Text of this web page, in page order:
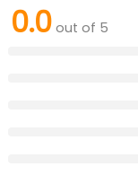
0.0 out of 5